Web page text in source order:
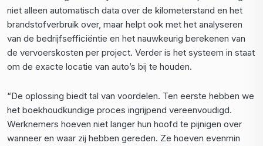
niet alleen automatisch data over de kilometerstand en het
brandstofverbruik over, maar helpt ook met het analyseren
van de bedrijfsefficiëntie en het nauwkeurig berekenen van
de vervoerskosten per project. Verder is het systeem in staat
om de exacte locatie van auto’s bij te houden.
“De oplossing biedt tal van voordelen. Ten eerste hebben we
het boekhoudkundige proces ingrijpend vereenvoudigd.
Werknemers hoeven niet langer hun hoofd te pijnigen over
wanneer en waar zij hebben gereden. Ze hoeven evenmin